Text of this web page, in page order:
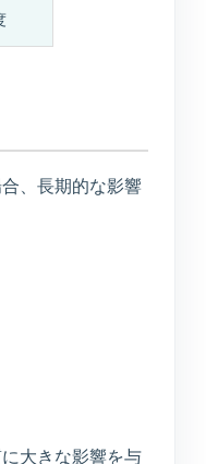
、長期的な影響
大きな影響を与